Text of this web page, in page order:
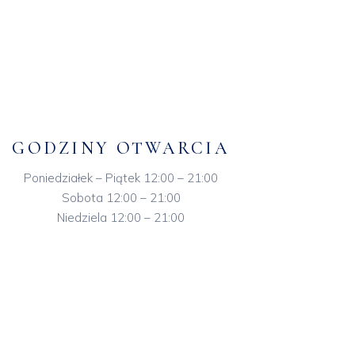
GODZINY OTWARCIA
Poniedziałek – Piątek 12:00 – 21:00
Sobota 12:00 – 21:00
Niedziela 12:00 – 21:00